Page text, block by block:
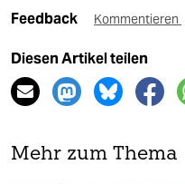
Feedback Kommentieren
Diesen Artikel teilen
Mehr zum Thema